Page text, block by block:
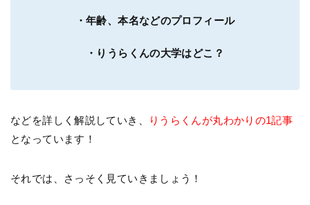
・年齢、本名などのプロフィール
・りうらくんの大学はどこ？
などを詳しく解説していき、
りうらくんが丸わかりの1記事
となっています！
それでは、さっそく見ていきましょう！